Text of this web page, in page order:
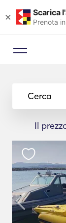
× Scarica
Prenota
Cerca
Il